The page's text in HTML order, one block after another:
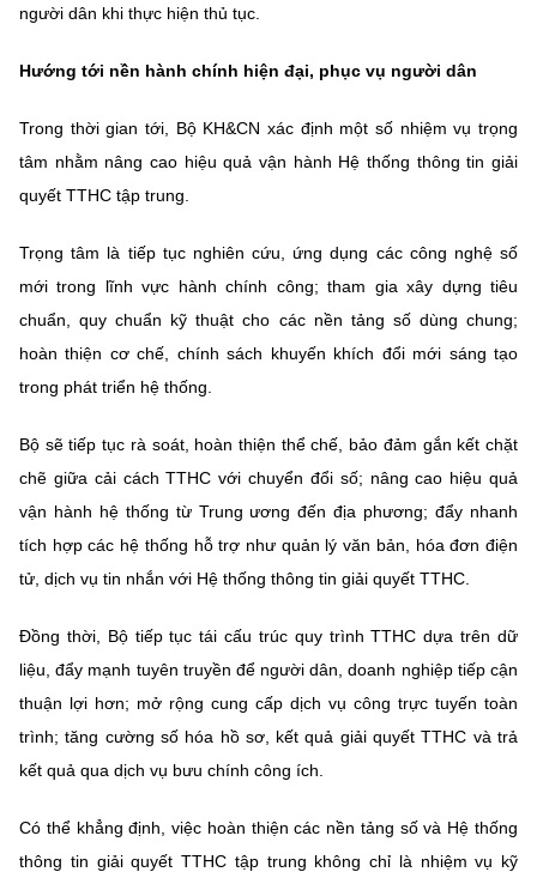
người dân khi thực hiện thủ tục.
Hướng tới nền hành chính hiện đại, phục vụ người dân
Trong thời gian tới, Bộ KH&CN xác định một số nhiệm vụ trọng
tâm nhằm nâng cao hiệu quả vận hành Hệ thống thông tin giải
quyết TTHC tập trung.
Trọng tâm là tiếp tục nghiên cứu, ứng dụng các công nghệ số
mới trong lĩnh vực hành chính công; tham gia xây dựng tiêu
chuẩn, quy chuẩn kỹ thuật cho các nền tảng số dùng chung;
hoàn thiện cơ chế, chính sách khuyến khích đổi mới sáng tạo
trong phát triển hệ thống.
Bộ sẽ tiếp tục rà soát, hoàn thiện thể chế, bảo đảm gắn kết chặt
chẽ giữa cải cách TTHC với chuyển đổi số; nâng cao hiệu quả
vận hành hệ thống từ Trung ương đến địa phương; đẩy nhanh
tích hợp các hệ thống hỗ trợ như quản lý văn bản, hóa đơn điện
tử, dịch vụ tin nhắn với Hệ thống thông tin giải quyết TTHC.
Đồng thời, Bộ tiếp tục tái cấu trúc quy trình TTHC dựa trên dữ
liệu, đẩy mạnh tuyên truyền để người dân, doanh nghiệp tiếp cận
thuận lợi hơn; mở rộng cung cấp dịch vụ công trực tuyến toàn
trình; tăng cường số hóa hồ sơ, kết quả giải quyết TTHC và trả
kết quả qua dịch vụ bưu chính công ích.
Có thể khẳng định, việc hoàn thiện các nền tảng số và Hệ thống
thông tin giải quyết TTHC tập trung không chỉ là nhiệm vụ kỹ